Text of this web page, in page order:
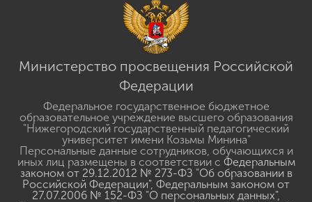
Министерство просвещения Российской
Федерации
Федеральное государственное бюджетное
образовательное учреждение высшего образования
"Нижегородский государственный педагогический
университет имени Козьмы Минина"
Персональные данные сотрудников, обучающихся и
иных лиц размещены в соответствии с Федеральным
законом от 29.12.2012 № 273-ФЗ "Об образовании в
Российской Федерации", Федеральным законом от
27.07.2006 № 152-ФЗ "О персональных данных",